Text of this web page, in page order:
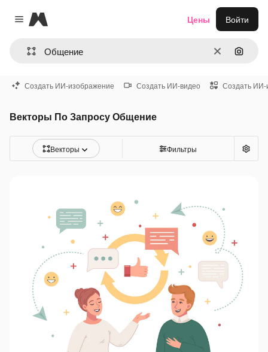
Close menu
Magnific
ОчиститьПоиск
Цены Войти
Создать ИИ-изображение Создать ИИ-видео Создать ИИ-
Векторы По Запросу Общение
Векторы Фильтры